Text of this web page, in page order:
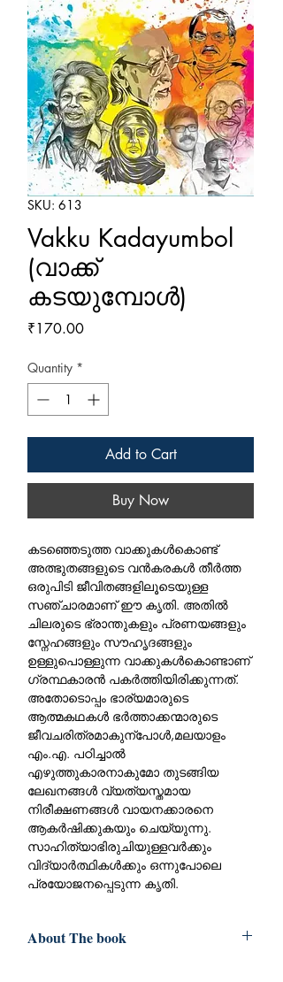
SKU: 613
Vakku Kadayumbol
(വാക്ക്
കടയുമ്പോള്‍)
₹170.00Price
Quantity *
Add to Cart
Buy Now
കടഞ്ഞെടുത്ത വാക്കുകള്‍കൊണ്ട്
അത്ഭുതങ്ങളുടെ വന്‍കരകള്‍ തീര്‍ത്ത
ഒരുപിടി ജീവിതങ്ങളിലൂടെയുള്ള
സഞ്ചാരമാണ് ഈ കൃതി. അതില്‍
ചിലരുടെ ഭ്രാന്തുകളും പ്രണയങ്ങളും
സ്നേഹങ്ങളും സൗഹൃദങ്ങളും
ഉള്ളുപൊള്ളുന്ന വാക്കുകള്‍കൊണ്ടാണ്
ഗ്രന്ഥകാരന്‍ പകര്‍ത്തിയിരിക്കുന്നത്.
അതോടൊപ്പം ഭാര്യമാരുടെ
ആത്മകഥകള്‍ ഭര്‍ത്താക്കന്മാരുടെ
ജീവചരിത്രമാകുന്പോള്‍,മലയാളം
എം.എ. പഠിച്ചാല്‍
എഴുത്തുകാരനാകുമോ തുടങ്ങിയ
ലേഖനങ്ങള്‍ വ്യത്യസ്തമായ
നിരീക്ഷണങ്ങള്‍ വായനക്കാരനെ
ആകര്‍ഷിക്കുകയും ചെയ്യുന്നു.
സാഹിത്യാഭിരുചിയുള്ളവര്‍ക്കും
വിദ്യാര്‍ത്ഥികള്‍ക്കും ഒന്നുപോലെ
പ്രയോജനപ്പെടുന്ന കൃതി.
About The book